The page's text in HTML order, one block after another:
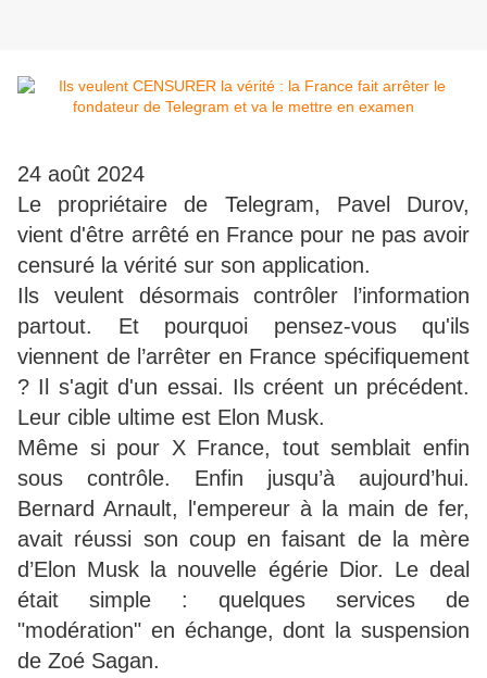
24 août 2024
Le propriétaire de Telegram, Pavel Durov,
vient d'être arrêté en France pour ne pas avoir
censuré la vérité sur son application.
Ils veulent désormais contrôler l’information
partout. Et pourquoi pensez-vous qu'ils
viennent de l’arrêter en France spécifiquement
? Il s'agit d'un essai. Ils créent un précédent.
Leur cible ultime est Elon Musk.
Même si pour X France, tout semblait enfin
sous contrôle. Enfin jusqu’à aujourd’hui.
Bernard Arnault, l'empereur à la main de fer,
avait réussi son coup en faisant de la mère
d’Elon Musk la nouvelle égérie Dior. Le deal
était simple : quelques services de
"modération" en échange, dont la suspension
de Zoé Sagan.